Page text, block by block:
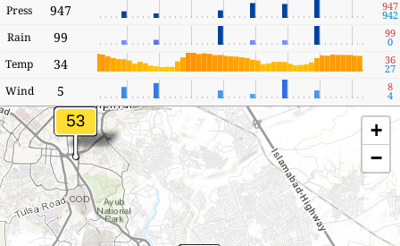
Press 947 947
942
Rain 99 99
0
Temp 34 36
27
Wind 5 8
4
+
−